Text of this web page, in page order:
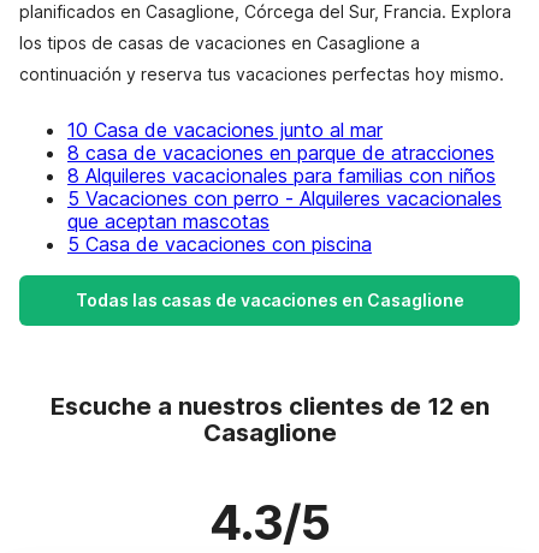
planificados en Casaglione, Córcega del Sur, Francia. Explora
los tipos de casas de vacaciones en Casaglione a
continuación y reserva tus vacaciones perfectas hoy mismo.
10 Casa de vacaciones junto al mar
8 casa de vacaciones en parque de atracciones
8 Alquileres vacacionales para familias con niños
5 Vacaciones con perro - Alquileres vacacionales
que aceptan mascotas
5 Casa de vacaciones con piscina
Todas las casas de vacaciones en Casaglione
Escuche a nuestros clientes de 12 en
Casaglione
4.3/5